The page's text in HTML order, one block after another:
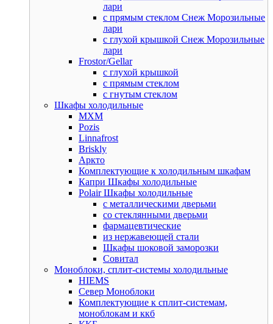
лари
с прямым стеклом Снеж Морозильные
лари
с глухой крышкой Снеж Морозильные
лари
Frostor/Gellar
с глухой крышкой
с прямым стеклом
с гнутым стеклом
Шкафы холодильные
МХМ
Pozis
Linnafrost
Briskly
Аркто
Комплектующие к холодильным шкафам
Капри Шкафы холодильные
Polair Шкафы холодильные
с металлическими дверьми
со стеклянными дверьми
фармацевтические
из нержавеющей стали
Шкафы шоковой заморозки
Совитал
Моноблоки, сплит-системы холодильные
HIEMS
Север Моноблоки
Комплектующие к сплит-системам,
моноблокам и ккб